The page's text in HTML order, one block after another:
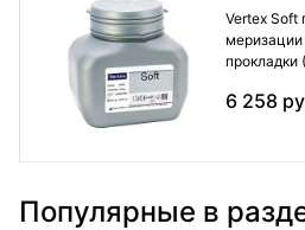
Vertex Soft
меризации
прокладки
6 258
Популярные в